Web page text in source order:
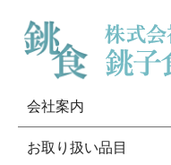
会社案内
お取り扱い品目